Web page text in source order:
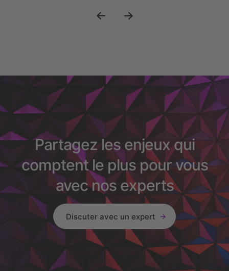
Partagez les enjeux qui
comptent le plus pour vous
avec nos experts
Discuter avec un expert